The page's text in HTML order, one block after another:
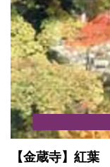
【金蔵寺】紅葉